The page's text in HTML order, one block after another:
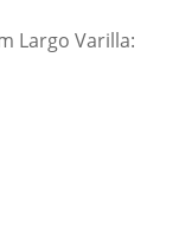
Largo Varilla: